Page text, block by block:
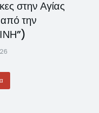
στην Αγίας
την